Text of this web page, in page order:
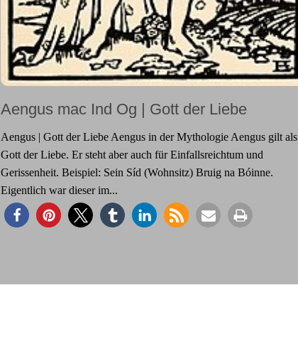
Aengus mac Ind Og | Gott der Liebe
Aengus | Gott der Liebe Aengus in der Mythologie Aengus gilt als
Gott der Liebe. Er steht aber auch für Einfallsreichtum und
Gerissenheit. Beispiel: Sein Síd (Wohnsitz) Bruig na Bóinne.
Eigentlich war dieser im...